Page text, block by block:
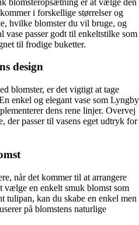
i forskellige størrelser og
hvilke blomster du vil bruge, og
vase passer godt til enkeltstilke som
til frodige buketter.
design
blomster, er det vigtigt at tage
enkel og elegant vase som Lyngby
dens rene linjer. Overvej
der passer til vasens eget udtryk for
når det kommer til at arrangere
vælge en enkelt smuk blomst som
tulipan, kan du skabe en enkel men
på blomstens naturlige